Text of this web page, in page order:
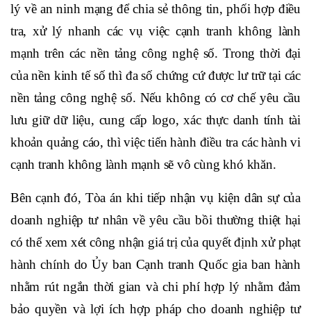
lý về an ninh mạng để chia sẻ thông tin, phối hợp điều
tra, xử lý nhanh các vụ việc cạnh tranh không lành
mạnh trên các nền tảng công nghệ số. Trong thời đại
của nền kinh tế số thì đa số chứng cứ được lư trữ tại các
nền tảng công nghệ số. Nếu không có cơ chế yêu cầu
lưu giữ dữ liệu, cung cấp logo, xác thực danh tính tài
khoản quảng cáo, thì việc tiến hành điều tra các hành vi
cạnh tranh không lành mạnh sẽ vô cùng khó khăn.
Bên cạnh đó, Tòa án khi tiếp nhận vụ kiện dân sự của
doanh nghiệp tư nhân về yêu cầu bồi thường thiệt hại
có thể xem xét công nhận giá trị của quyết định xử phạt
hành chính do Ủy ban Cạnh tranh Quốc gia ban hành
nhằm rút ngắn thời gian và chi phí hợp lý nhằm đảm
bảo quyền và lợi ích hợp pháp cho doanh nghiệp tư